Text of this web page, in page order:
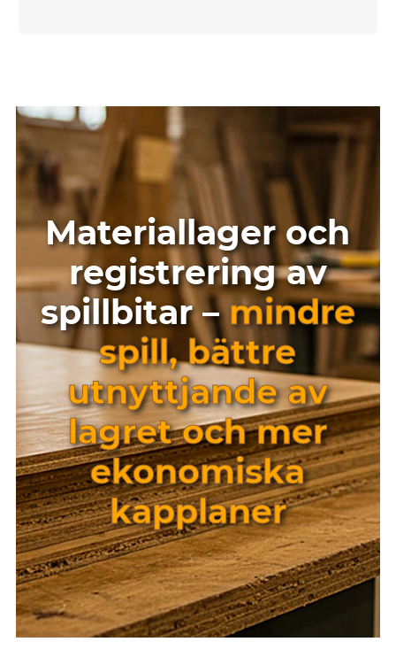
Materiallager och
registrering av
spillbitar –mindre
spill, bättre
utnyttjande av
lagret och mer
ekonomiska
kapplaner